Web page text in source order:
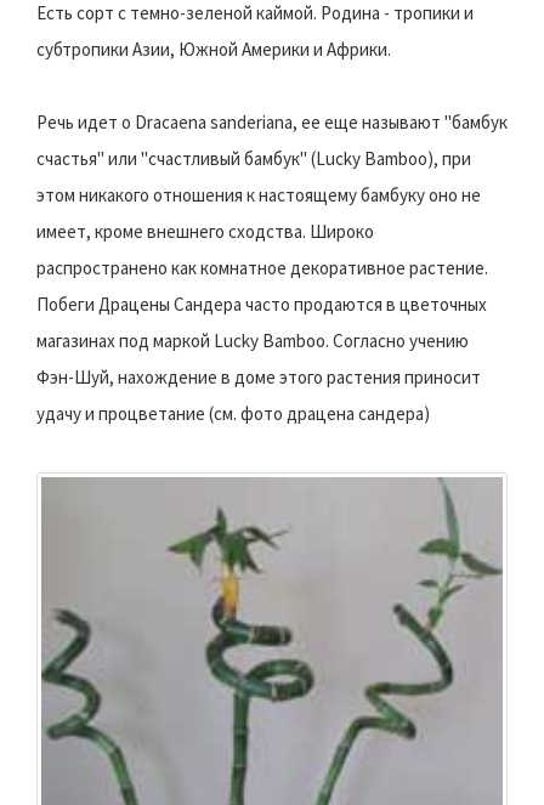
Есть сорт с темно-зеленой каймой. Родина - тропики и
субтропики Азии, Южной Америки и Африки.
Речь идет о Dracaena sanderiana, ее еще называют "бамбук
счастья" или "счастливый бамбук" (Lucky Bamboo), при
этом никакого отношения к настоящему бамбуку оно не
имеет, кроме внешнего сходства. Широко
распространено как комнатное декоративное растение.
Побеги Драцены Сандера часто продаются в цветочных
магазинах под маркой Lucky Bamboo. Согласно учению
Фэн-Шуй, нахождение в доме этого растения приносит
удачу и процветание (см. фото драцена сандера)